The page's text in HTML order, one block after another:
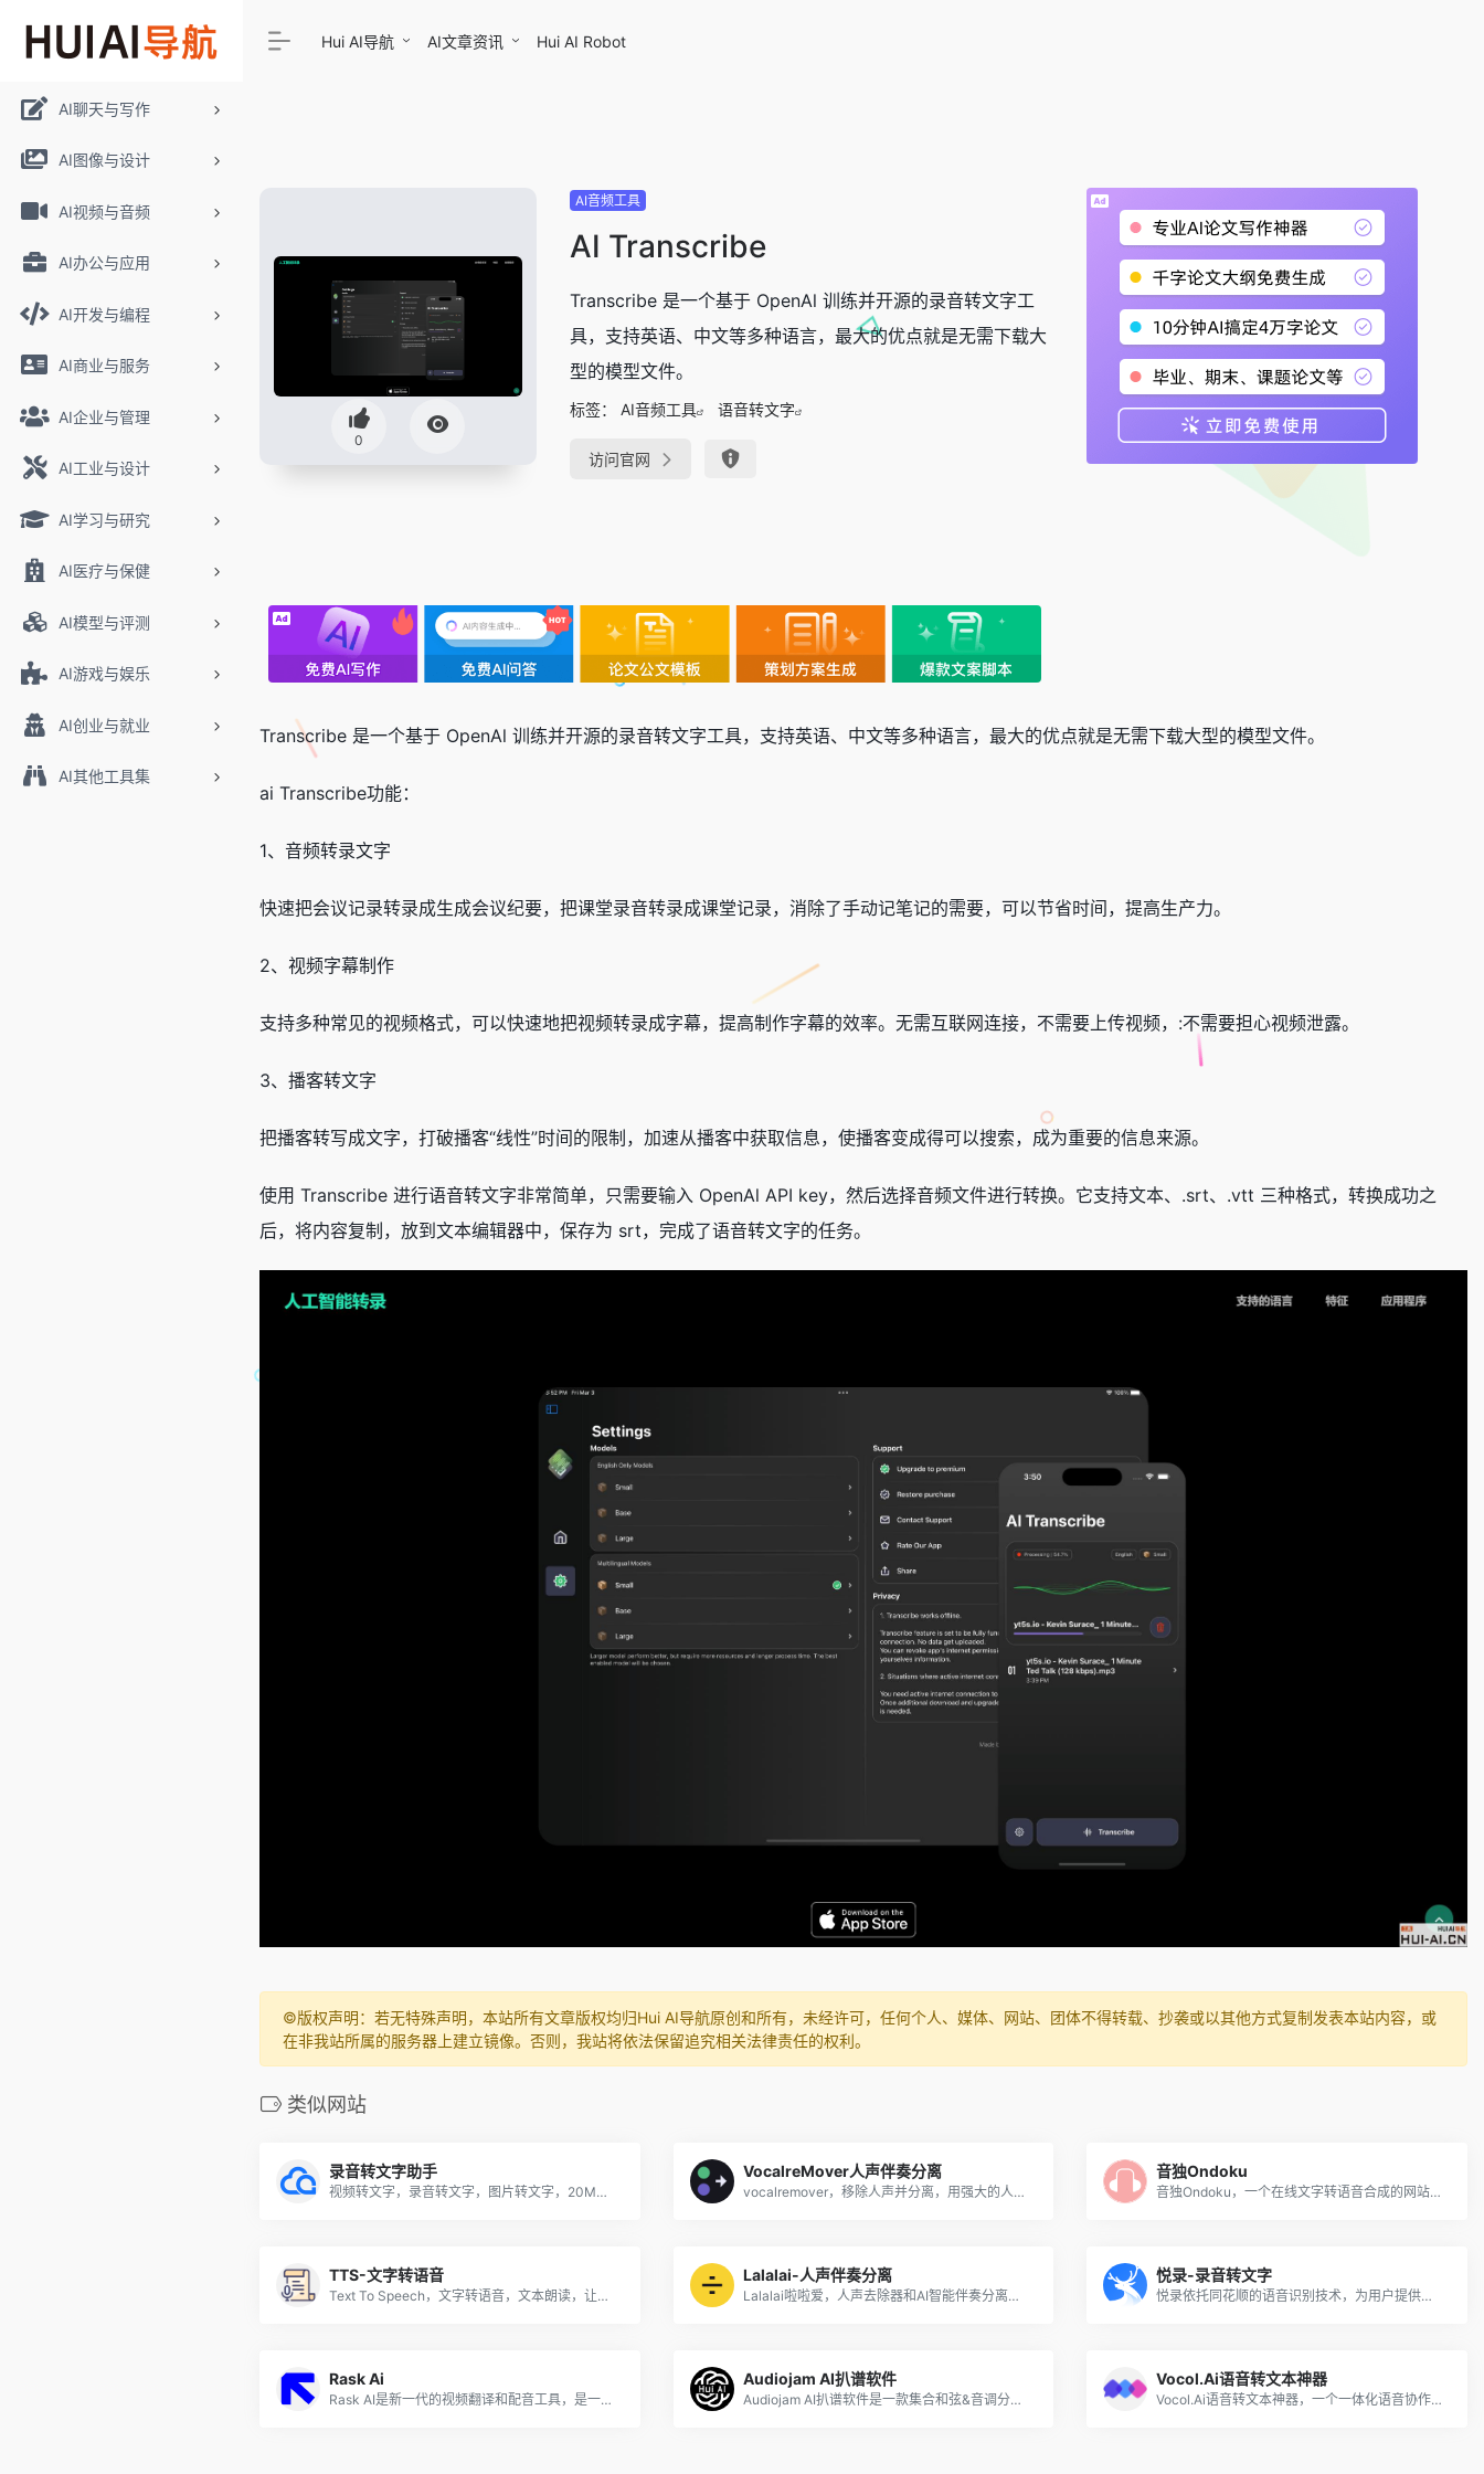
AI聊天与写作
AI图像与设计
AI视频与音频
AI办公与应用
AI开发与编程
AI商业与服务
AI企业与管理
AI工业与设计
AI学习与研究
AI医疗与保健
AI模型与评测
AI游戏与娱乐
AI创业与就业
AI其他工具集
Hui AI导航 AI文章资讯 Hui AI Robot
0
AI音频工具
AI Transcribe
Transcribe 是一个基于 OpenAl 训练并开源的录音转文字工
具，支持英语、中文等多种语言，最大的优点就是无需下载大
型的模型文件。
标签： AI音频工具 语音转文字
访问官网
Transcribe 是一个基于 OpenAl 训练并开源的录音转文字工具，支持英语、中文等多种语言，最大的优点就是无需下载大型的模型文件。
ai Transcribe功能：
1、音频转录文字
快速把会议记录转录成生成会议纪要，把课堂录音转录成课堂记录，消除了手动记笔记的需要，可以节省时间，提高生产力。
2、视频字幕制作
支持多种常见的视频格式，可以快速地把视频转录成字幕，提高制作字幕的效率。无需互联网连接，不需要上传视频，:不需要担心视频泄露。
3、播客转文字
把播客转写成文字，打破播客“线性”时间的限制，加速从播客中获取信息，使播客变成得可以搜索，成为重要的信息来源。
使用 Transcribe 进行语音转文字非常简单，只需要输入 OpenAl API key，然后选择音频文件进行转换。它支持文本、.srt、.vtt 三种格式，转换成功之
后，将内容复制，放到文本编辑器中，保存为 srt，完成了语音转文字的任务。
©️版权声明：若无特殊声明，本站所有文章版权均归Hui AI导航原创和所有，未经许可，任何个人、媒体、网站、团体不得转载、抄袭或以其他方式复制发表本站内容，或
在非我站所属的服务器上建立镜像。否则，我站将依法保留追究相关法律责任的权利。
类似网站
录音转文字助手
视频转文字，录音转文字，图片转文字，20M以内不用注册也可以用。
VocalreMover人声伴奏分离
vocalremover，移除人声并分离，用强大的人工智能算法将声音从音乐中分离出来。
音独Ondoku
音独Ondoku，一个在线文字转语音合成的网站，支持各国语言的配音，支持语音和语速调节。
TTS-文字转语音
Text To Speech，文字转语音，文本朗读，让机器能够说话。构建自然说话的应用和服务，从 147 种语言和变体中选择 456 种语音。借助高表现力和类似人类的神经语音，让你的方案生动起来。
Lalalai-人声伴奏分离
Lalalai啦啦爱，人声去除器和AI智能伴奏分离器，使用人工智能去除人声并进行音源分离，快速、简单、精确地提取词干（人声/伴奏）
悦录-录音转文字
悦录依托同花顺的语音识别技术，为用户提供免费的录音转文字、语音转文字、视频字幕等服务。
Rask Ai
Rask AI是新一代的视频翻译和配音工具，是一个利用先进的人工智能技术来自动化视频内容本地化和翻译过程的平台。
Audiojam AI扒谱软件
Audiojam AI扒谱软件是一款集合和弦&音调分析、乐器伴奏分离、AB循环、降速播放等多功能于一体的软件，能有效地提高扒谱效率以及练习效率。
Vocol.Ai语音转文本神器
Vocol.Ai语音转文本神器，一个一体化语音协作平台，它使用人工智能将语音高精度地转换为文本并分享可操作的见解。它具有多种语言转录功能。